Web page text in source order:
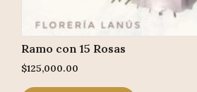
Ramo con 15 Rosas
$125,000.00